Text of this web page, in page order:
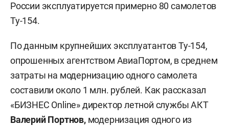
России эксплуатируется примерно 80 самолетов
Ту-154.
По данным крупнейших эксплуатантов Ту-154,
опрошенных агентством АвиаПортом, в среднем
затраты на модернизацию одного самолета
составили около 1 млн. рублей. Как рассказал
«БИЗНЕС Online» директор летной службы АКТ
Валерий Портнов,модернизация одного из